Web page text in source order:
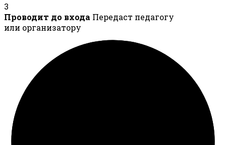
3
Проводит до входа Передаст педагогу
или организатору